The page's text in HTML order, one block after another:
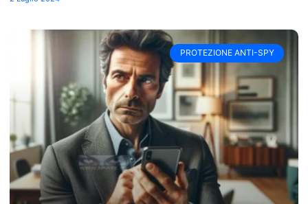
PROTEZIONE ANTI-SPY